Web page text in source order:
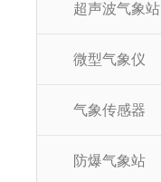
超声波气象站
微型气象仪
气象传感器
防爆气象站